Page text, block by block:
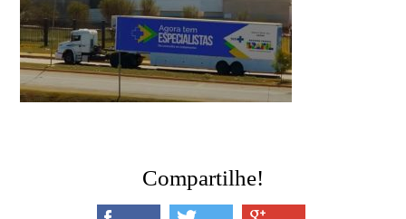
Compartilhe!